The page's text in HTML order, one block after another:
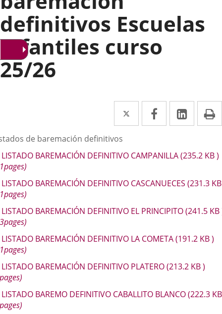
definitivos Escuelas
Infantiles curso
25/26
Twitter
Enlace
a
aplicación
externa.
Facebook
Enlace
a
aplicación
externa.
Enlace
a
de baremación definitivos
LISTADO BAREMACIÓN DEFINITIVO CAMPANILLA(235.2 KB)
LISTADO BAREMACIÓN DEFINITIVO CASCANUECES (231.3
LISTADO BAREMACIÓN DEFINITIVO EL PRINCIPITO(241.5 KB
LISTADO BAREMACIÓN DEFINITIVO LA COMETA(191.2 KB)
LISTADO BAREMACIÓN DEFINITIVO PLATERO(213.2 KB)
LISTADO BAREMO DEFINITIVO CABALLITO BLANCO(222.3